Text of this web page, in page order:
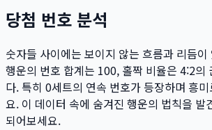
당첨 번호 분석
숫자들 사이에는 보이지 않는 흐름과 리듬
행운의 번호 합계는 100, 홀짝 비율은 4:2의
다. 특히 0세트의 연속 번호가 등장하며 흥
요. 이 데이터 속에 숨겨진 행운의 법칙을 발
되어보세요.